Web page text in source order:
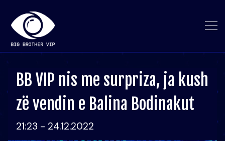
BB VIP nis me surpriza, ja kush
zë vendin e Balina Bodinakut
21:23 - 24.12.2022